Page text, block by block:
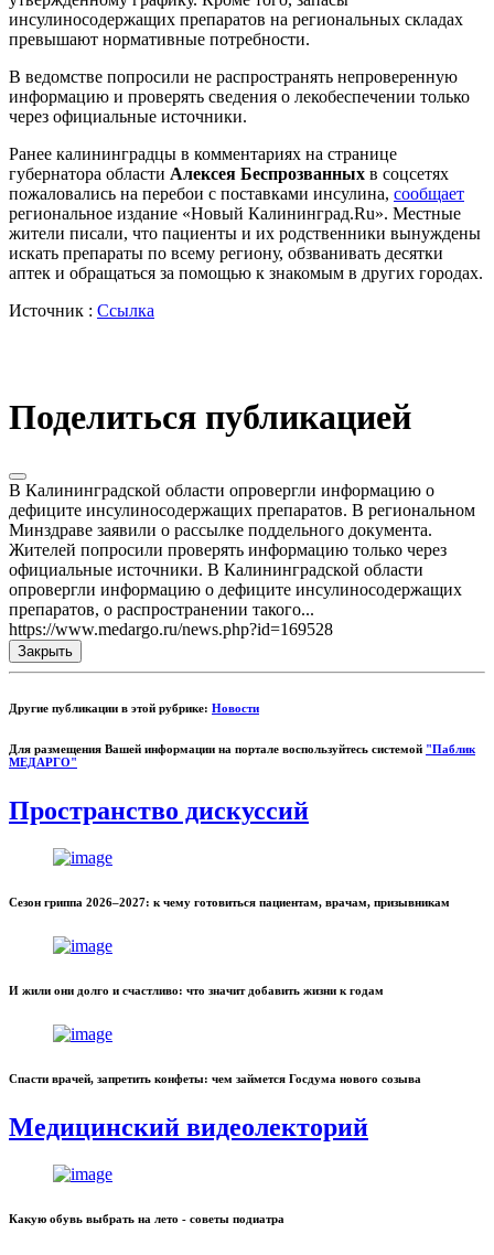
инсулиносодержащих препаратов на региональных складах
превышают нормативные потребности.
В ведомстве попросили не распространять непроверенную
информацию и проверять сведения о лекобеспечении только
через официальные источники.
Ранее калининградцы в комментариях на странице
губернатора области Алексея Беспрозванных в соцсетях
пожаловались на перебои с поставками инсулина, сообщает
региональное издание «Новый Калининград.Ru». Местные
жители писали, что пациенты и их родственники вынуждены
искать препараты по всему региону, обзванивать десятки
аптек и обращаться за помощью к знакомым в других городах.
Источник : Ссылка
Поделиться публикацией
В Калининградской области опровергли информацию о
дефиците инсулиносодержащих препаратов. В региональном
Минздраве заявили о рассылке поддельного документа.
Жителей попросили проверять информацию только через
официальные источники. В Калининградской области
опровергли информацию о дефиците инсулиносодержащих
препаратов, о распространении такого...
https://www.medargo.ru/news.php?id=169528
Закрыть
Другие публикации в этой рубрике: Новости
Для размещения Вашей информации на портале воспользуйтесь системой "Паблик
МЕДАРГО"
Пространство дискуссий
Сезон гриппа 2026–2027: к чему готовиться пациентам, врачам, призывникам
И жили они долго и счастливо: что значит добавить жизни к годам
Спасти врачей, запретить конфеты: чем займется Госдума нового созыва
Медицинский видеолекторий
Какую обувь выбрать на лето - советы подиатра